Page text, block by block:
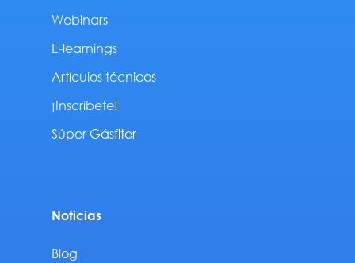
Webinars
E-learnings
Artículos técnicos
¡Inscríbete!
Súper Gásfiter
Noticias
Blog